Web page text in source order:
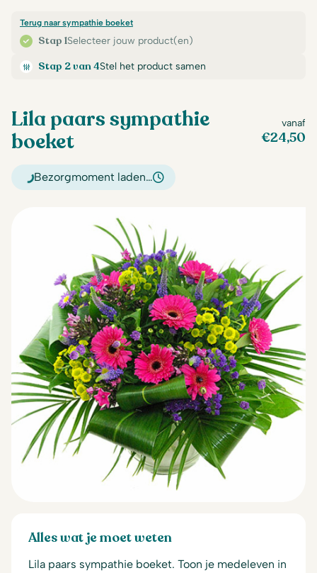
Stap 1Selecteer jouw product(en)
Terug naar sympathie boeket
Stap 2 van 4Stel het product samen
Lila paars sympathie
boeket
vanaf
€24,50
Bezorgmoment laden…
Alles wat je moet weten
Lila paars sympathie boeket. Toon je medeleven in